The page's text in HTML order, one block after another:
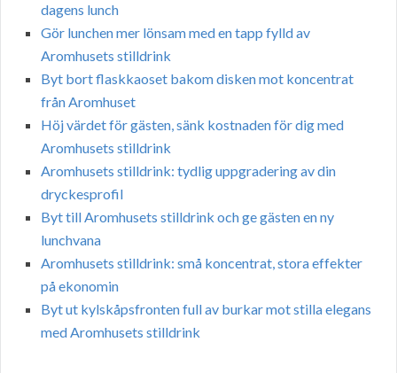
dagens lunch
Gör lunchen mer lönsam med en tapp fylld av
Aromhusets stilldrink
Byt bort flaskkaoset bakom disken mot koncentrat
från Aromhuset
Höj värdet för gästen, sänk kostnaden för dig med
Aromhusets stilldrink
Aromhusets stilldrink: tydlig uppgradering av din
dryckesprofil
Byt till Aromhusets stilldrink och ge gästen en ny
lunchvana
Aromhusets stilldrink: små koncentrat, stora effekter
på ekonomin
Byt ut kylskåpsfronten full av burkar mot stilla elegans
med Aromhusets stilldrink